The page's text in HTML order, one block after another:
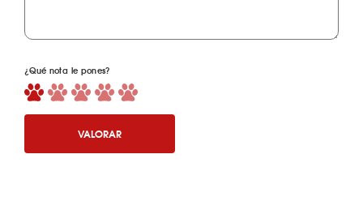
¿Qué nota le pones?
VALORAR